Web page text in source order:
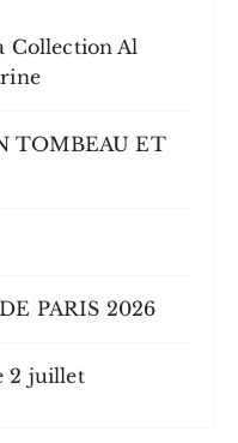
Collection Al
TOMBEAU ET
PARIS 2026
2 juillet